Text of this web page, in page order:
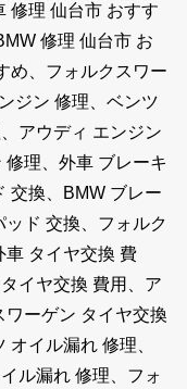
修理 仙台市 おすす
修理 仙台市 お
め、フォルクスワー
ジン 修理、ベンツ
アウディ エンジン
理、外車 ブレーキ
交換、BMW ブレー
ド 交換、フォルク
車 タイヤ交換 費
イヤ交換 費用、ア
ワーゲン タイヤ交換
イル漏れ 修理、
ル漏れ 修理、フォ